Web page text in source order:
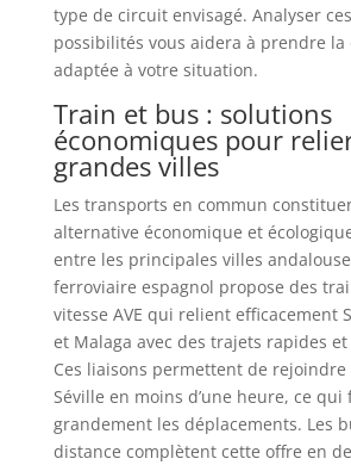
type de circuit envisagé. Analyser
possibilités vous aidera à prendre la
adaptée à votre situation.
Train et bus : solutions
économiques pour
grandes villes
Les transports en commun
alternative économique et
entre les principales villes
ferroviaire espagnol propose des
vitesse AVE qui relient efficacement
et Malaga avec des trajets rapides
Ces liaisons permettent de
Séville en moins d’une heure, ce qui
grandement les déplacements. Les
distance complètent cette offre en